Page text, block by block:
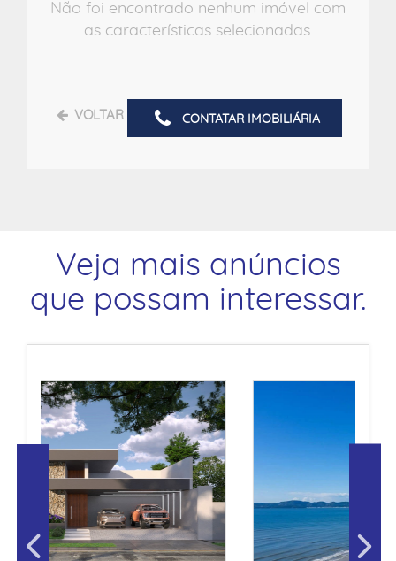
Não foi encontrado nenhum imóvel com
as características selecionadas.
VOLTAR CONTATAR IMOBILIÁRIA
Veja mais anúncios
que possam interessar.